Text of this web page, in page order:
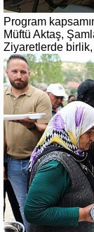
Program
Müftü Aktaş,
Ziyaretlerde birlik,